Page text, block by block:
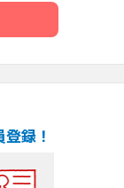
録！